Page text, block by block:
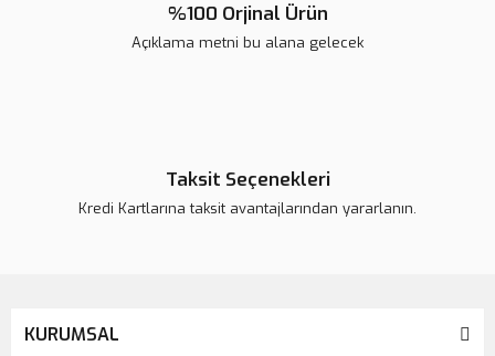
%100 Orjinal Ürün
Açıklama metni bu alana gelecek
Taksit Seçenekleri
Kredi Kartlarına taksit avantajlarından yararlanın.
KURUMSAL